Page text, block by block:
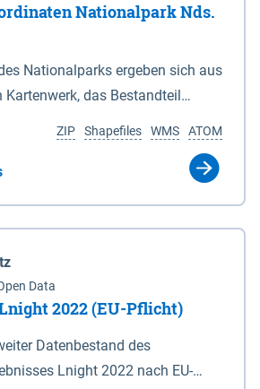
Nationalpark Nds.
Nationalparks ergeben sich aus
das Bestandteil
1 : 100 000 (Anlage 2), 2.
Karte 1 : 5 000 (AK5) im
im Europäischen
1989 (ETRS 89) mit
Mercator-Abbildung
32 N (UTM 32N) dargestellt
gilt für die geografischen
ATOM
WMS
Shapefiles
ZIP
Data
2022 (EU-Pflicht)
Datenbestand des
Lnight 2022 nach EU-